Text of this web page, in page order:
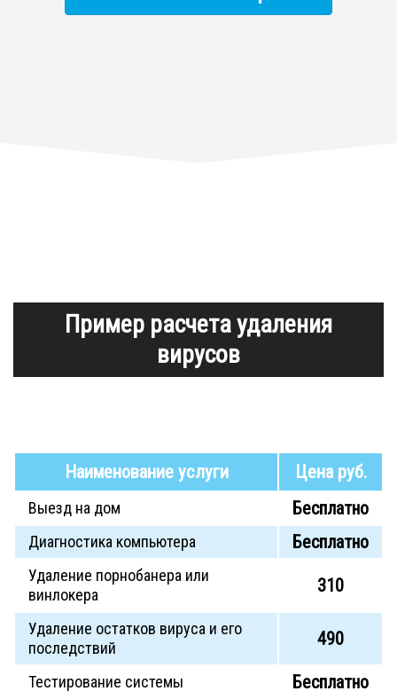
Пример расчета удаления
вирусов
Наименование услуги Цена руб.
Выезд на дом Бесплатно
Диагностика компьютера Бесплатно
Удаление порнобанера или
винлокера
310
Удаление остатков вируса и его
последствий
490
Тестирование системы Бесплатно